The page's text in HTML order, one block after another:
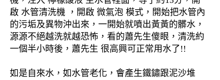
啟 水管清洗機 ，開啟 微氣泡 模式，開始把水管內
的污垢及異物沖出來，一開始就噴出黃黃的髒水，
源源不絕越洗就越恐怖，看的蕭先生傻眼，清洗約
一個半小時後，蕭先生 很高興可正常用水了!!
如是自來水，如水管老化，會產生鐵鏽跟泥沙堆